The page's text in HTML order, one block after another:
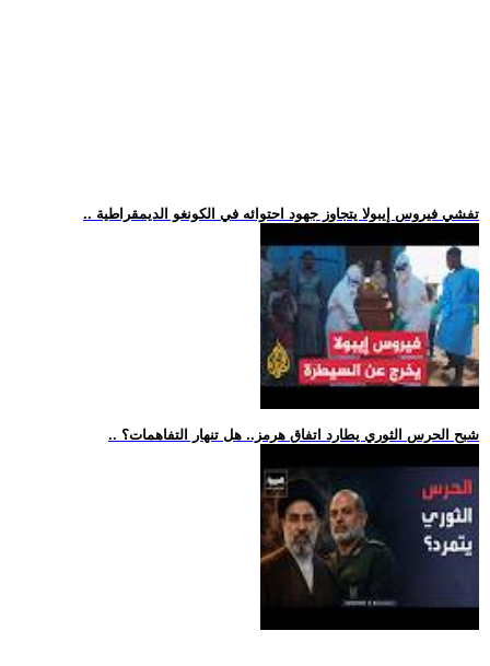
.. تفشي فيروس إيبولا يتجاوز جهود احتوائه في الكونغو الديمقراطية
.. شبح الحرس الثوري يطارد اتفاق هرمز.. هل تنهار التفاهمات؟